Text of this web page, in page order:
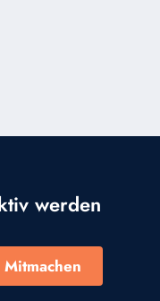
werden
Mitmachen